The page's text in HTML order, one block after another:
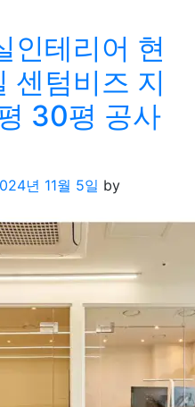
인테리어 현
센텀비즈 지
30평 공사
년 11월 5일 by